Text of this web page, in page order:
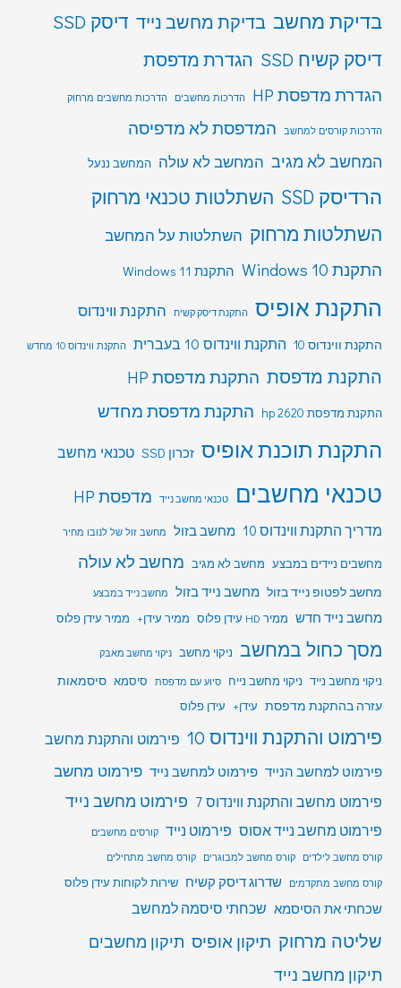
בדיקת מחשב בדיקת מחשב נייד דיסק SSD
דיסק קשיח SSD
הגדרת מדפסת
הגדרת מדפסת HP הדרכות מחשבים הדרכות מחשבים מרחוק
הדרכות קורסים למחשב המדפסת לא מדפיסה
המחשב לא מגיב המחשב לא עולה המחשב ננעל
הרדיסק SSD
השתלטות טכנאי מרחוק
השתלטות מרחוק השתלטות על המחשב
התקנת Windows 10 התקנת Windows 11
התקנת אופיס התקנת דיסק קשיח התקנת ווינדוס
התקנת ווינדוס 10 התקנת ווינדוס 10 בעברית התקנת ווינדוס 10 מחדש
התקנת מדפסת התקנת מדפסת HP
התקנת מדפסת hp 2620 התקנת מדפסת מחדש
התקנת תוכנת אופיס זכרון SSD טכנאי מחשב
טכנאי מחשבים טכנאי מחשב נייד מדפסת HP
מדריך התקנת ווינדוס 10 מחשב בזול מחשב זול של לנובו מחיר
מחשבים ניידים במבצע מחשב לא מגיב מחשב לא עולה
מחשב לפטופ נייד בזול מחשב נייד בזול מחשב נייד במבצע
מחשב נייד חדש ממיר HD עידן פלוס ממיר עידן+ ממיר עידן פלוס
מסך כחול במחשב ניקוי מחשב ניקוי מחשב מאבק
ניקוי מחשב נייד ניקוי מחשב נייח סיוע עם מדפסת סיסמא סיסמאות
עזרה בהתקנת מדפסת עידן+ עידן פלוס
פירמוט והתקנת ווינדוס 10 פירמוט והתקנת מחשב
פירמוט למחשב הנייד פירמוט למחשב נייד פירמוט מחשב
פירמוט מחשב והתקנת ווינדוס 7
פירמוט מחשב נייד
פירמוט מחשב נייד אסוס פירמוט נייד קורסים מחשבים
קורס מחשב לילדים
קורס מחשב למבוגרים
קורס מחשב מתחילים
קורס מחשב מתקדמים
שדרוג דיסק קשיח שירות לקוחות עידן פלוס
שכחתי את הסיסמא שכחתי סיסמה למחשב
שליטה מרחוק תיקון אופיס תיקון מחשבים
תיקון מחשב נייד